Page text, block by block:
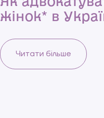
жінок* в
Читати більше